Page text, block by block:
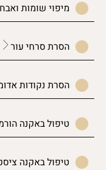
מיפוי שומות
הסרת סרחי עור
הסרת נקודות
טיפול באקנה
טיפול באקנה